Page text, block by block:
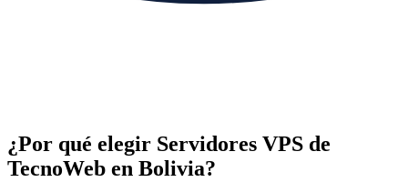
¿Por qué elegir Servidores VPS de
TecnoWeb en Bolivia?